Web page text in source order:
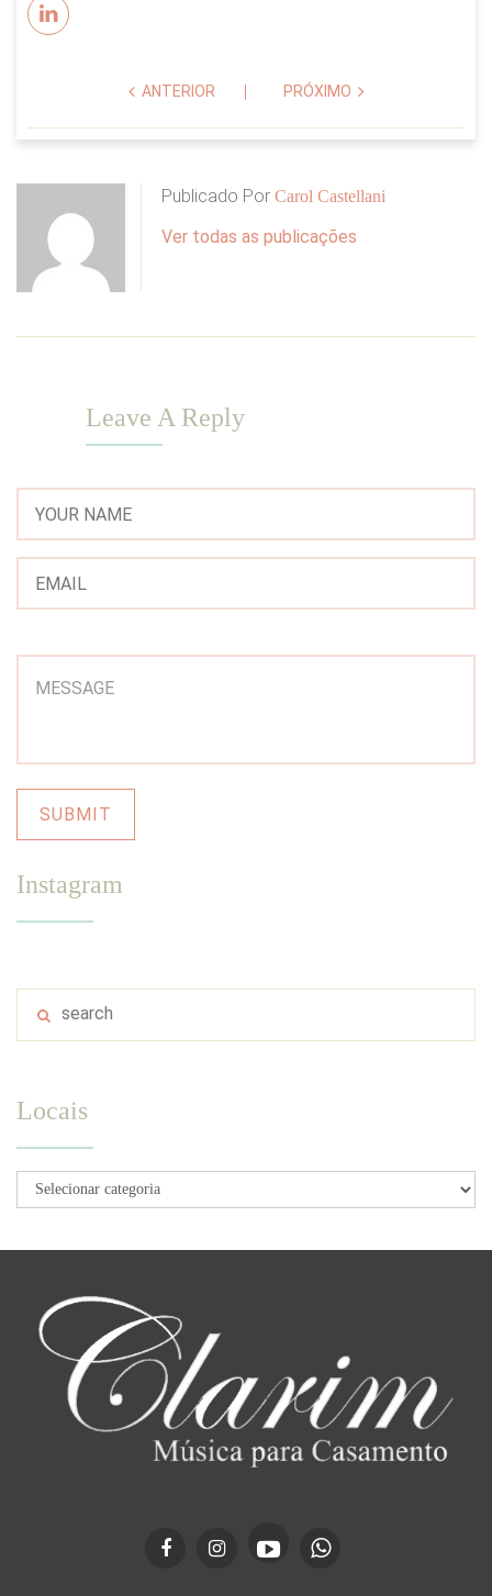
ANTERIOR PRÓXIMO
Publicado Por Carol Castellani
Ver todas as publicações
Leave A Reply
Instagram
Locais